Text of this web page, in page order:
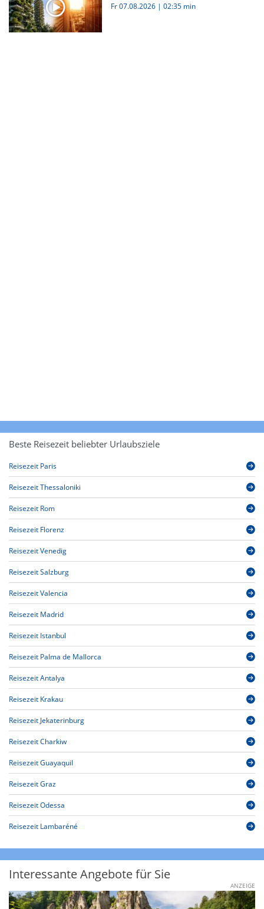
Fr 07.08.2026 | 02:35 min
Beste Reisezeit beliebter Urlaubsziele
Reisezeit Paris
Reisezeit Thessaloniki
Reisezeit Rom
Reisezeit Florenz
Reisezeit Venedig
Reisezeit Salzburg
Reisezeit Valencia
Reisezeit Madrid
Reisezeit Istanbul
Reisezeit Palma de Mallorca
Reisezeit Antalya
Reisezeit Krakau
Reisezeit Jekaterinburg
Reisezeit Charkiw
Reisezeit Guayaquil
Reisezeit Graz
Reisezeit Odessa
Reisezeit Lambaréné
Interessante Angebote für Sie
ANZEIGE